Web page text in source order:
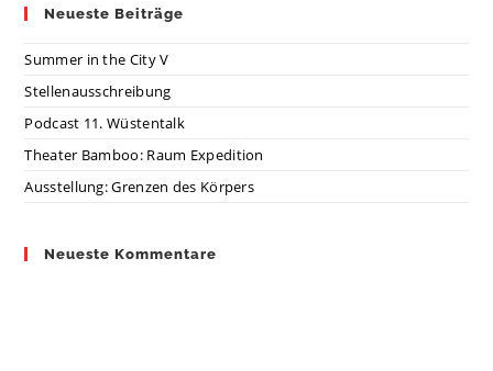
Neueste Beiträge
Summer in the City V
Stellenausschreibung
Podcast 11. Wüstentalk
Theater Bamboo: Raum Expedition
Ausstellung: Grenzen des Körpers
Neueste Kommentare